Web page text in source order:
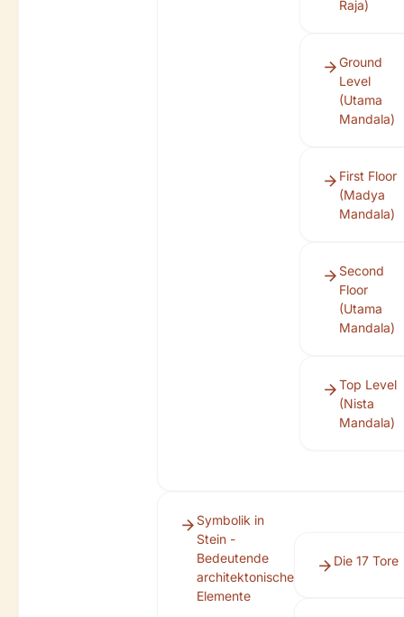
Raja)
Ground
Level
(Utama
Mandala)
First Floor
(Madya
Mandala)
Second
Floor
(Utama
Mandala)
Top Level
(Nista
Mandala)
Symbolik in
Stein -
Bedeutende
architektonische
Elemente
Die 17 Tore